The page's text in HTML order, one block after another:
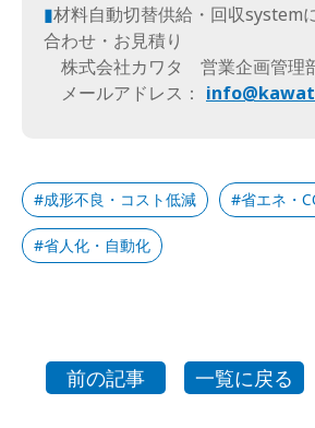
▮材料自動切替供給・回収system
合わせ・お見積り
株式会社カワタ 営業企画管理
メールアドレス：
成形不良・コスト低減 省エネ・
省人化・自動化
前の記事 一覧に戻る